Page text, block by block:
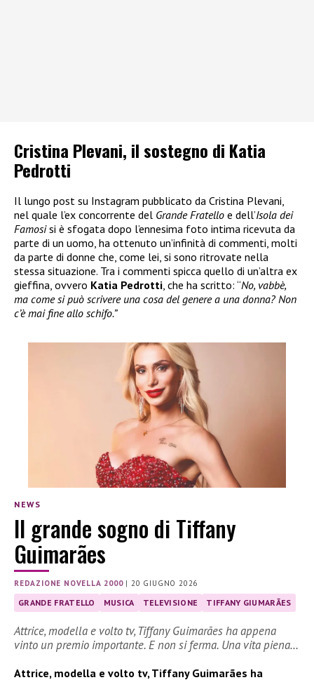
Cristina Plevani, il sostegno di Katia
Pedrotti
Il lungo post su Instagram pubblicato da Cristina Plevani,
nel quale l’ex concorrente del Grande Fratello e dell’Isola dei
Famosisi è sfogata dopo l’ennesima foto intima ricevuta da
parte di un uomo, ha ottenuto un’infinità di commenti, molti
da parte di donne che, come lei, si sono ritrovate nella
stessa situazione. Tra i commenti spicca quello di un’altra ex
gieffina, ovvero Katia Pedrotti, che ha scritto: “No, vabbè,
ma come si può scrivere una cosa del genere a una donna? Non
c’è mai fine allo schifo.”
NEWS
Il grande sogno di Tiffany
Guimarães
REDAZIONE NOVELLA 2000|20 GIUGNO 2026
GRANDE FRATELLO MUSICA TELEVISIONE TIFFANY GIUMARÃES
Attrice, modella e volto tv, Tiffany Guimarães ha appena
vinto un premio importante. E non si ferma. Una vita piena…
Attrice, modella e volto tv, Tiffany Guimarães ha